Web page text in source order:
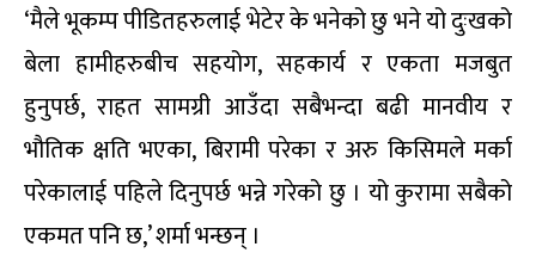
‘मैले भूकम्प पीडितहरुलाई भेटेर के भनेको छु भने यो दुःखको
बेला हामीहरुबीच सहयोग, सहकार्य र एकता मजबुत
हुनुपर्छ, राहत सामग्री आउँदा सबैभन्दा बढी मानवीय र
भौतिक क्षति भएका, बिरामी परेका र अरु किसिमले मर्का
परेकालाई पहिले दिनुपर्छ भन्ने गरेको छु । यो कुरामा सबैको
एकमत पनि छ,’ शर्मा भन्छन् ।